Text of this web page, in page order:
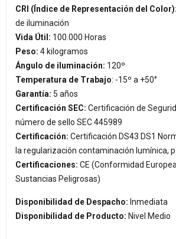
CRI (Índice de Representación del Color):
de iluminación
Vida Útil: 100.000 Horas
Peso: 4 kilogramos
Ángulo de iluminación: 120º
Temperatura de Trabajo: -15º a +50°
Garantía: 5 años
Certificación SEC: Certificación de
número de sello SEC 445989
Certificación: Certificación DS43 DS1
la regularización contaminación lumínica,
Certificaciones: CE (Conformidad
Sustancias Peligrosas)
Disponibilidad de Despacho: Inmediata
Disponibilidad de Producto: Nivel Medio